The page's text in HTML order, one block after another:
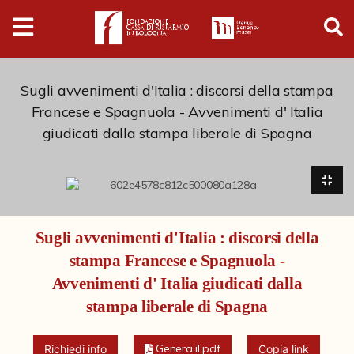
Digital
Humanities
Donazioni
Pubblicazioni
Collezioni
Arti Applicate
Cataloghi storici
Schedario Ambrosini-Matteuzzi
Sugli avvenimenti d'Italia : discorsi della stampa
Francese e Spagnuola - Avvenimenti d' Italia
giudicati dalla stampa liberale di Spagna
Sugli avvenimenti d'Italia : discorsi della
stampa Francese e Spagnuola -
Avvenimenti d' Italia giudicati dalla
stampa liberale di Spagna
Richiedi info Genera il pdf Copia link